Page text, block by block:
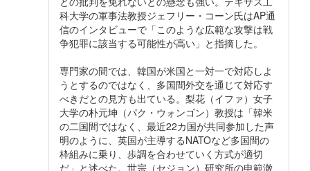
科大学の軍事法教授ジェフリー・コーン氏はAP通
信のインタビューで「このような広範な攻撃は戦
争犯罪に該当する可能性が高い」と指摘した。
専門家の間では、韓国が米国と一対一で対応しよ
うとするのではなく、多国間外交を通じて対応す
べきだとの見方も出ている。梨花（イファ）女子
大学の朴元坤（パク・ウォンゴン）教授は「韓米
の二国間ではなく、最近22カ国が共同参加した声
明のように、英国が主導するNATOなど多国間の
枠組みに乗り、歩調を合わせていく方式が適切
だ」と述べた。世宗（セジョン）研究所の申範澈